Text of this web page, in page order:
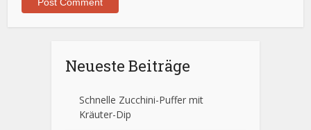
Neueste Beiträge
Schnelle Zucchini-Puffer mit
Kräuter-Dip